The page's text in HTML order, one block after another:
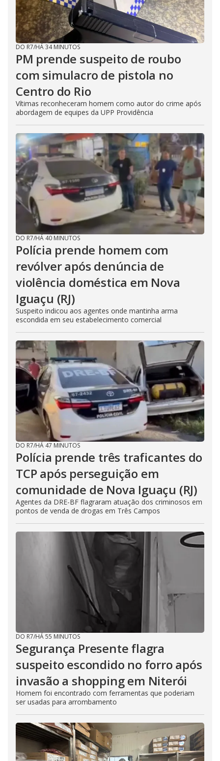
DO R7/HÁ 34 MINUTOS
PM prende suspeito de roubo
com simulacro de pistola no
Centro do Rio
Vítimas reconheceram homem como autor do crime após
abordagem de equipes da UPP Providência
DO R7/HÁ 40 MINUTOS
Polícia prende homem com
revólver após denúncia de
violência doméstica em Nova
Iguaçu (RJ)
Suspeito indicou aos agentes onde mantinha arma
escondida em seu estabelecimento comercial
DO R7/HÁ 47 MINUTOS
Polícia prende três traficantes do
TCP após perseguição em
comunidade de Nova Iguaçu (RJ)
Agentes da DRE-BF flagraram atuação dos criminosos em
pontos de venda de drogas em Três Campos
DO R7/HÁ 55 MINUTOS
Segurança Presente flagra
suspeito escondido no forro após
invasão a shopping em Niterói
Homem foi encontrado com ferramentas que poderiam
ser usadas para arrombamento